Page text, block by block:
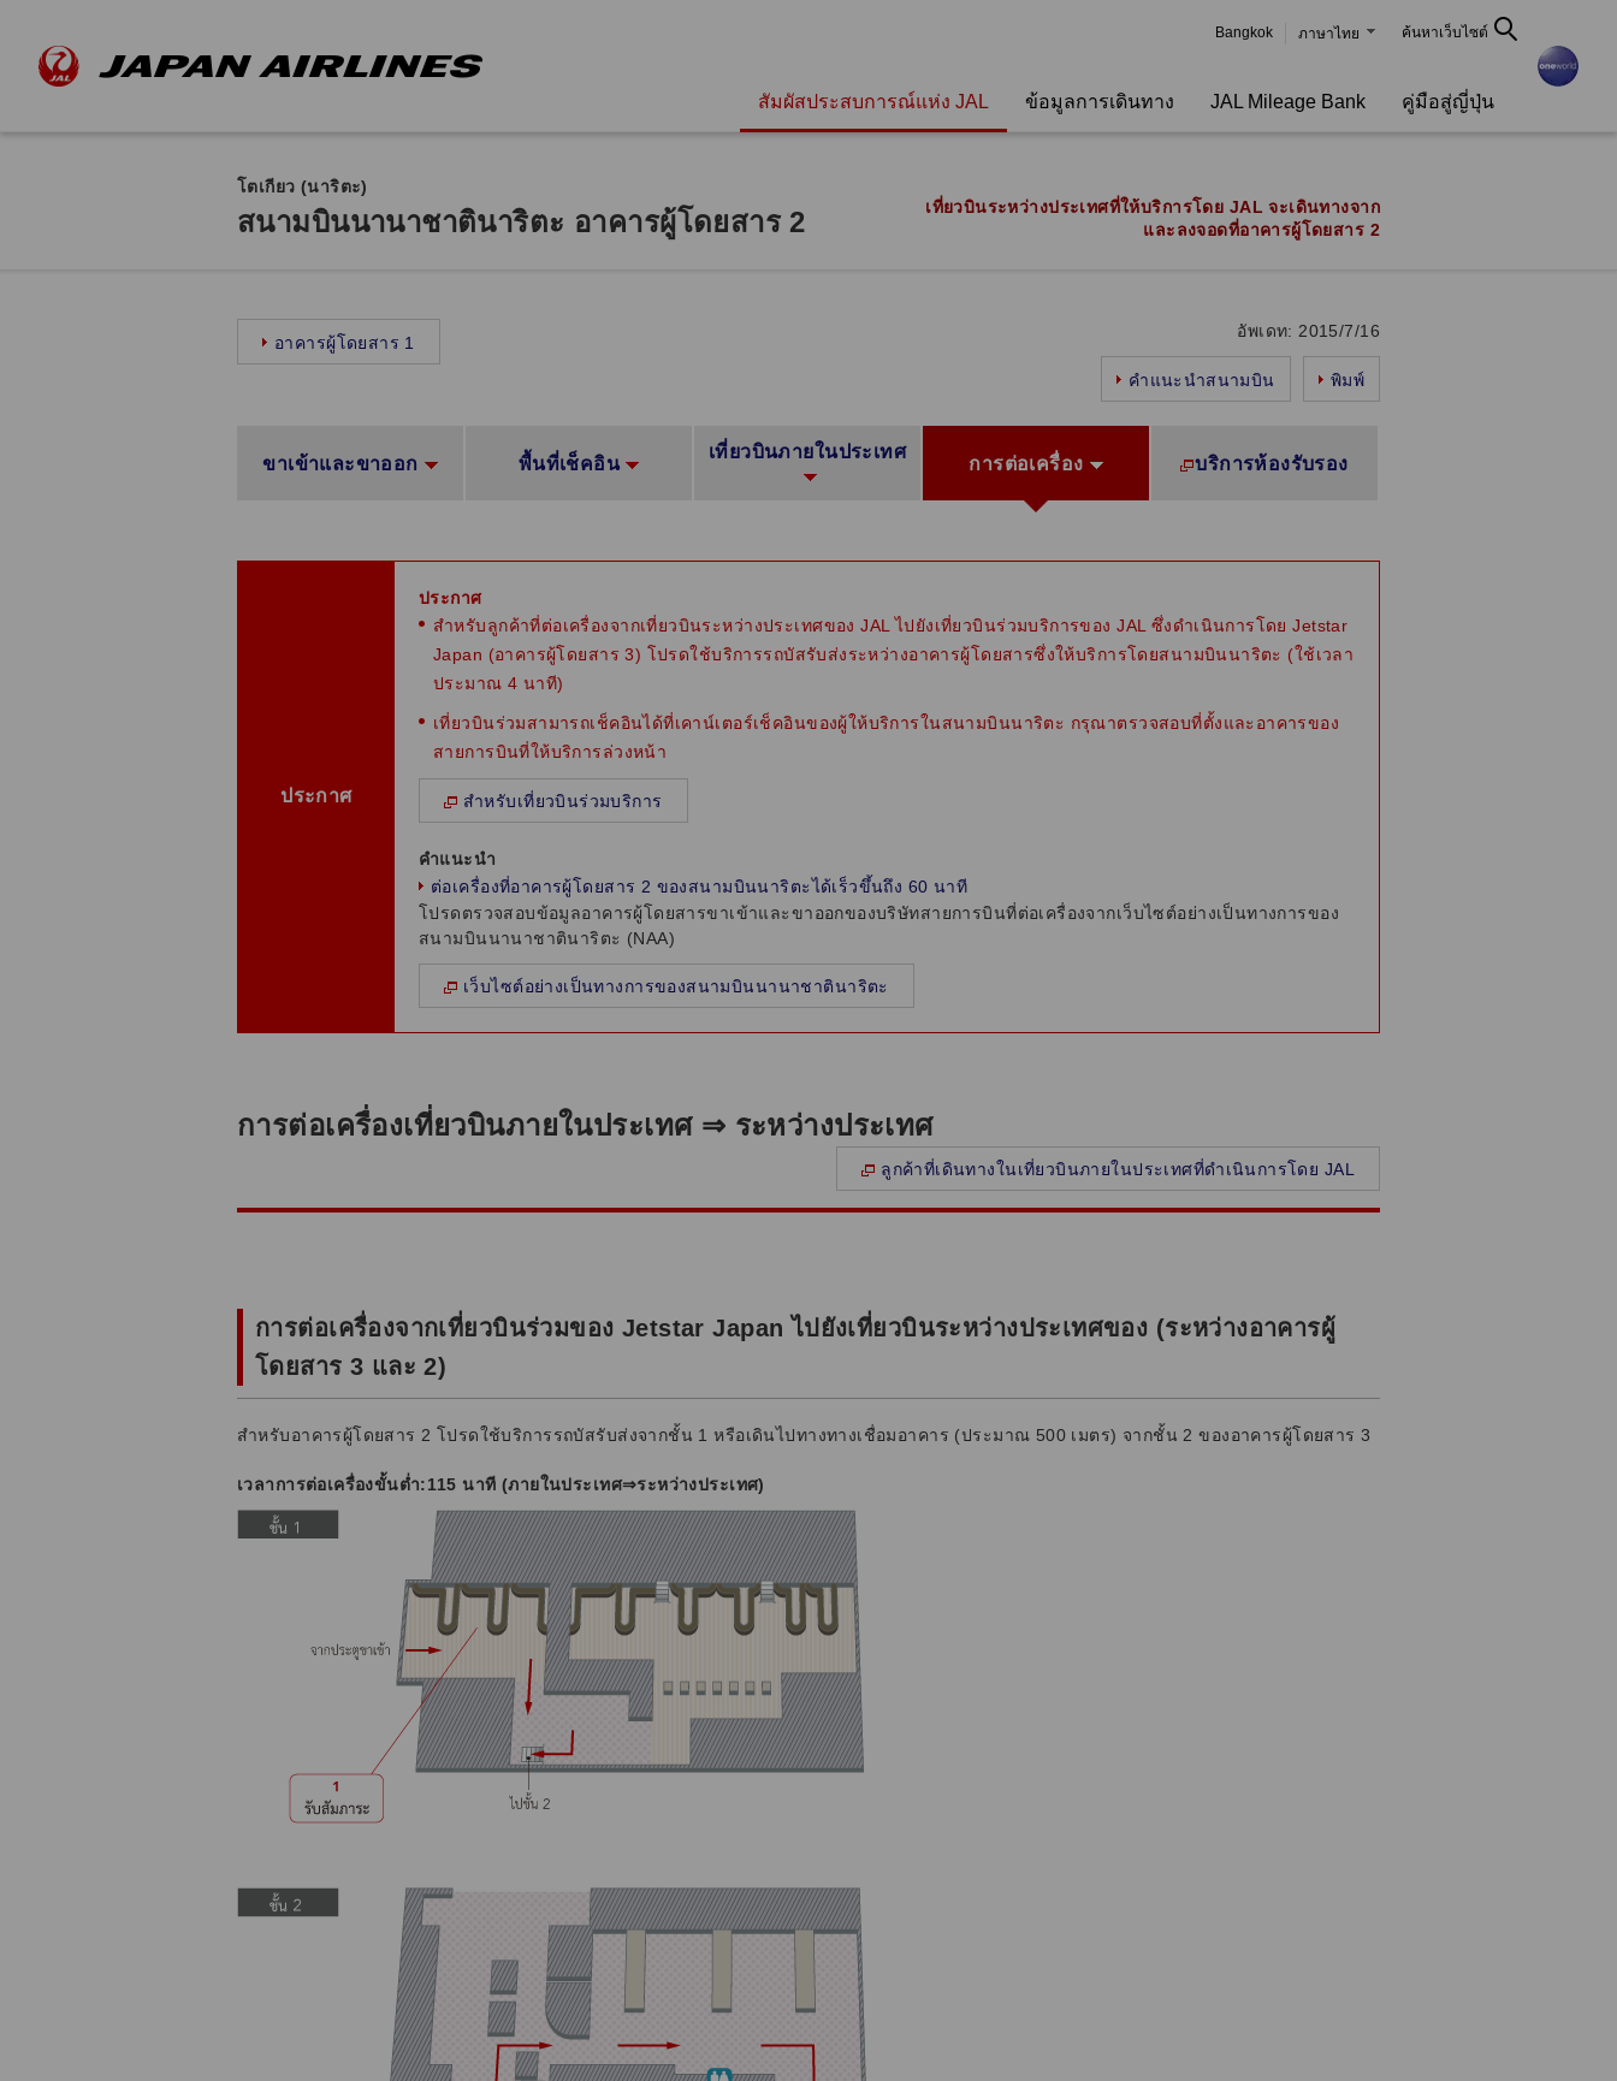
Bangkok ภาษาไทย ค้นหาเว็บไซต์
สัมผัสประสบการณ์แห่ง JAL ข้อมูลการเดินทาง JAL Mileage Bank คู่มือสู่ญี่ปุ่น
โตเกียว (นาริตะ)
สนามบินนานาชาตินาริตะ อาคารผู้โดยสาร 2
เที่ยวบินระหว่างประเทศที่ให้บริการโดย JAL จะเดินทางจาก
และลงจอดที่อาคารผู้โดยสาร 2
อาคารผู้โดยสาร 1
อัพเดท: 2015/7/16
คำแนะนำสนามบิน พิมพ์
ขาเข้าและขาออก พื้นที่เช็คอิน
เที่ยวบินภายในประเทศ
การต่อเครื่อง บริการห้องรับรอง
ประกาศ
ประกาศ
สำหรับลูกค้าที่ต่อเครื่องจากเที่ยวบินระหว่างประเทศของ JAL ไปยังเที่ยวบินร่วมบริการของ JAL ซึ่งดำเนินการโดย Jetstar
Japan (อาคารผู้โดยสาร 3) โปรดใช้บริการรถบัสรับส่งระหว่างอาคารผู้โดยสารซึ่งให้บริการโดยสนามบินนาริตะ (ใช้เวลา
ประมาณ 4 นาที)
เที่ยวบินร่วมสามารถเช็คอินได้ที่เคาน์เตอร์เช็คอินของผู้ให้บริการในสนามบินนาริตะ กรุณาตรวจสอบที่ตั้งและอาคารของ
สายการบินที่ให้บริการล่วงหน้า
สำหรับเที่ยวบินร่วมบริการ
คำแนะนำ
ต่อเครื่องที่อาคารผู้โดยสาร 2 ของสนามบินนาริตะได้เร็วขึ้นถึง 60 นาที
โปรดตรวจสอบข้อมูลอาคารผู้โดยสารขาเข้าและขาออกของบริษัทสายการบินที่ต่อเครื่องจากเว็บไซต์อย่างเป็นทางการของ
สนามบินนานาชาตินาริตะ (NAA)
เว็บไซต์อย่างเป็นทางการของสนามบินนานาชาตินาริตะ
การต่อเครื่องเที่ยวบินภายในประเทศ ⇒ ระหว่างประเทศ
ลูกค้าที่เดินทางในเที่ยวบินภายในประเทศที่ดำเนินการโดย JAL
การต่อเครื่องจากเที่ยวบินร่วมของ Jetstar Japan ไปยังเที่ยวบินระหว่างประเทศของ (ระหว่างอาคารผู้
โดยสาร 3 และ 2)
สำหรับอาคารผู้โดยสาร 2 โปรดใช้บริการรถบัสรับส่งจากชั้น 1 หรือเดินไปทางทางเชื่อมอาคาร (ประมาณ 500 เมตร) จากชั้น 2 ของอาคารผู้โดยสาร 3
เวลาการต่อเครื่องขั้นต่ำ:115 นาที (ภายในประเทศ⇒ระหว่างประเทศ)